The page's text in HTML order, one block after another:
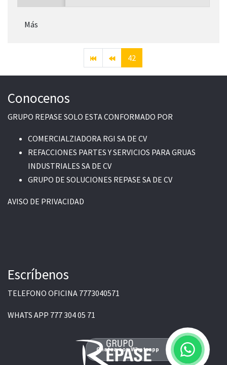
Más
42
Conocenos
GRUPO REPASE SOLO ESTA CONFORMADO POR
COMERCIALZIADORA RGI SA DE CV
REFACCIONES PARTES Y SERVICIOS PARA GRUAS
INDUSTRIALES SA DE CV
GRUPO DE SOLUCIONES REPASE SA DE CV
AVISO DE PRIVACIDAD
Chatea con Whatsapp
Escríbenos
TELEFONO OFICINA 7773040571
WHATS APP 777 304 05 71